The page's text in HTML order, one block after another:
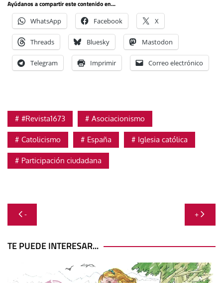
Ayúdanos a compartir este contenido en...
WhatsApp Facebook X
Threads Bluesky Mastodon
Telegram Imprimir Correo electrónico
#Revista1673 Asociacionismo
Catolicismo España Iglesia católica
Participación ciudadana
Navegación
de
entradas
- +
TE PUEDE INTERESAR...